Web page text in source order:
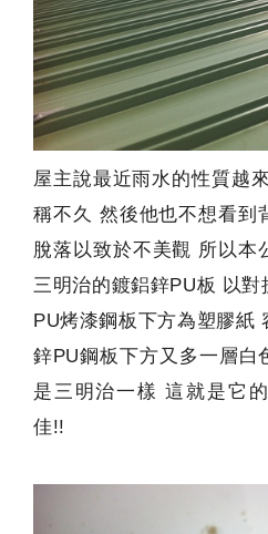
屋主說最近雨水的性質越
稱不久 然後他也不想看到
脫落以致於不美觀 所以本
三明治的鍍鋁鋅PU板 以
PU烤漆鋼板下方為塑膠紙
鋅PU鋼板下方又多一層白
是三明治一樣 這就是它
佳!!